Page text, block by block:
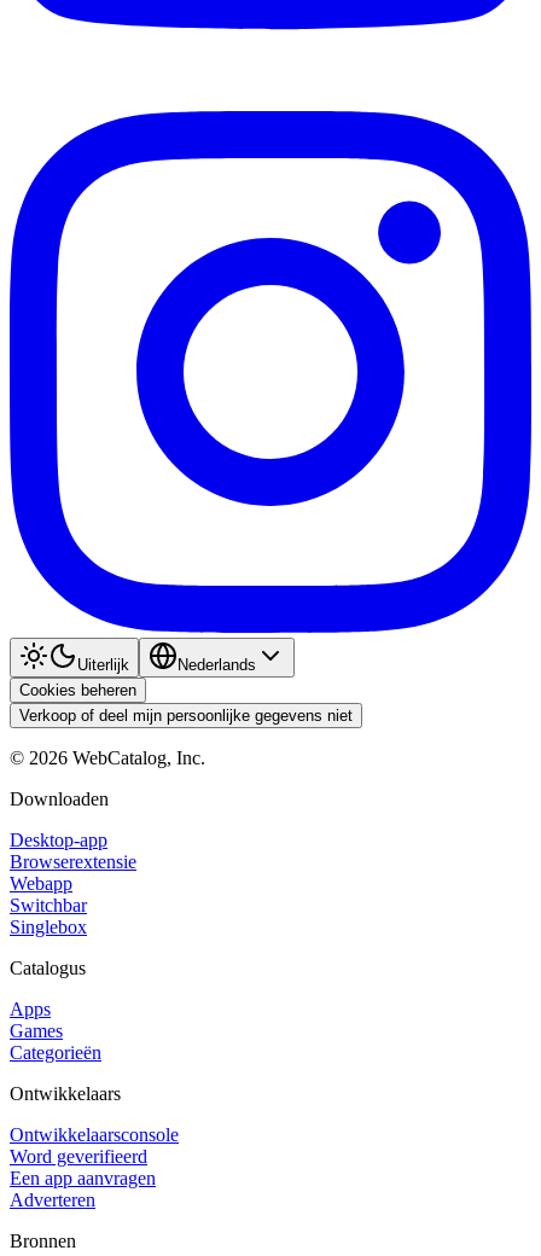
Uiterlijk
Nederlands
Cookies beheren
Verkoop of deel mijn persoonlijke gegevens niet
© 2026 WebCatalog, Inc.
Downloaden
Desktop-app
Browserextensie
Webapp
Switchbar
Singlebox
Catalogus
Apps
Games
Categorieën
Ontwikkelaars
Ontwikkelaarsconsole
Word geverifieerd
Een app aanvragen
Adverteren
Bronnen